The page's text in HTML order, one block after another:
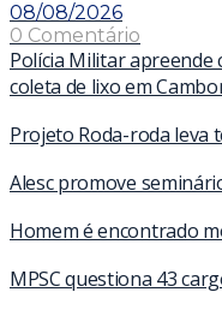
08/08/2026
0 Comentário
Polícia Militar apreende
coleta de lixo em
Projeto Roda-roda leva
Alesc promove
Homem é encontrado
MPSC questiona 43